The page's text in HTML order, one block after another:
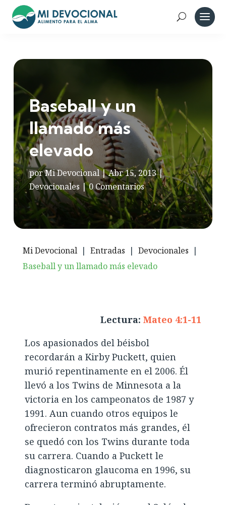
Baseball y un
llamado más
elevado
porMi Devocional|Abr 15, 2013|
Devocionales |0 Comentarios
Mi Devocional | Entradas | Devocionales |
Baseball y un llamado más elevado
Lectura: Mateo 4:1-11
Los apasionados del béisbol
recordarán a Kirby Puckett, quien
murió repentinamente en el 2006. Él
llevó a los Twins de Minnesota a la
victoria en los campeonatos de 1987 y
1991. Aun cuando otros equipos le
ofrecieron contratos más grandes, él
se quedó con los Twins durante toda
su carrera. Cuando a Puckett le
diagnosticaron glaucoma en 1996, su
carrera terminó abruptamente.